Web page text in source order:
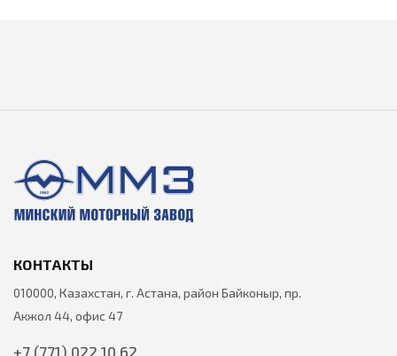
КОНТАКТЫ
010000, Казахстан, г. Астана, район Байконыр, пр.
Акжол 44, офис 47
+7 (771) 022 10 62